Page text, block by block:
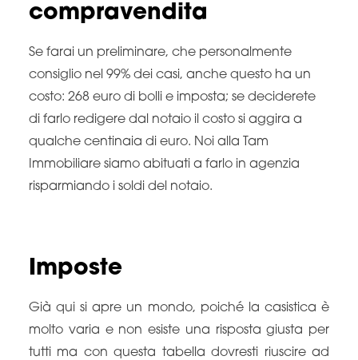
compravendita
Se farai un preliminare, che personalmente
consiglio nel 99% dei casi, anche questo ha un
costo: 268 euro di bolli e imposta; se deciderete
di farlo redigere dal notaio il costo si aggira a
qualche centinaia di euro. Noi alla Tam
Immobiliare siamo abituati a farlo in agenzia
risparmiando i soldi del notaio.
Imposte
Già qui si apre un mondo, poiché la casistica è
molto varia e non esiste una risposta giusta per
tutti ma con questa tabella dovresti riuscire ad